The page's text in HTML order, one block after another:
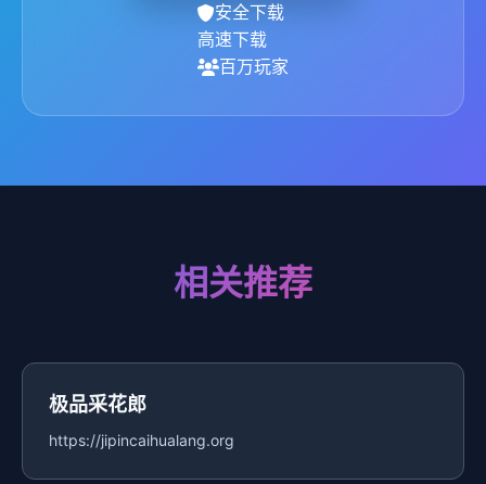
安全下载
高速下载
百万玩家
相关推荐
极品采花郎
https://jipincaihualang.org